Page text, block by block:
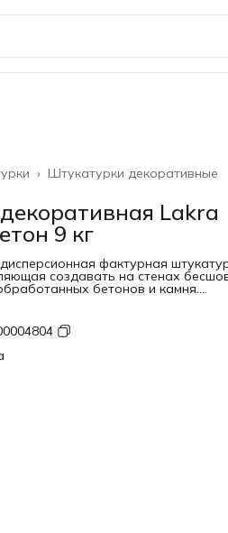
Штукатурки декоративные
›
Lakra
9 кг
фактурная
создавать на стенах
бетонов и камня.
в стиле лофт, гранж, хай-тек,
долговечное
покрытие с приятным
скрывает небольшие
стойкостью к атмосферным
воздействиям и мытью.
в нанесении, пластичная.